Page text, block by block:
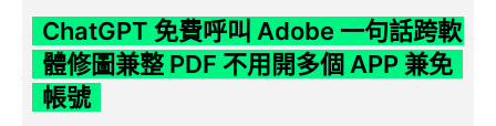
ChatGPT 免費呼叫 Adobe 一句話跨軟
體修圖兼整 PDF 不用開多個 APP 兼免
帳號